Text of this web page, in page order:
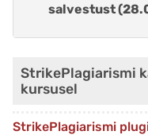
salvestust
StrikePlagiarismi
kursusel
StrikePlagiarismi